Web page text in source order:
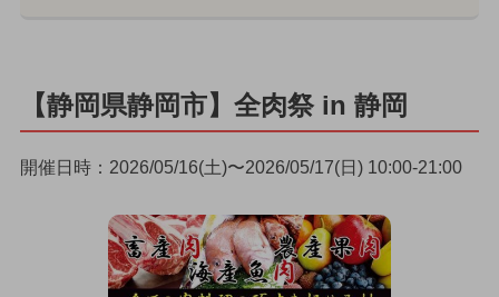
【静岡県静岡市】全肉祭 in 静岡
開催日時：2026/05/16(土)〜2026/05/17(日) 10:00-21:00